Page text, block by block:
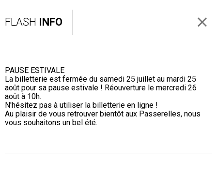
FLASH INFO
PAUSE ESTIVALE
La billetterie est fermée du samedi 25 juillet au mardi 25
août pour sa pause estivale ! Réouverture le mercredi 26
août à 10h.
N'hésitez pas à utiliser la billetterie en ligne !
Au plaisir de vous retrouver bientôt aux Passerelles, nous
vous souhaitons un bel été.